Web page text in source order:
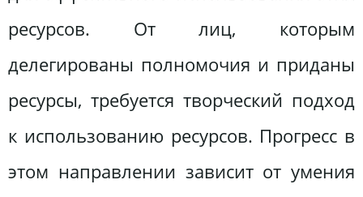
ресурсов. От лиц, которым
делегированы полномочия и приданы
ресурсы, требуется творческий подход
к использованию ресурсов. Прогресс в
этом направлении зависит от умения